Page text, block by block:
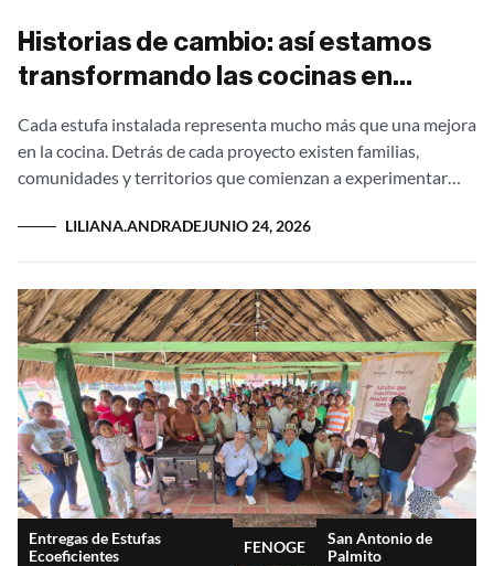
Historias de cambio: así estamos
transformando las cocinas en
Cada estufa instalada representa mucho más que una mejora
en la cocina. Detrás de cada proyecto existen familias,
comunidades y territorios que comienzan a experimentar
LILIANA.ANDRADEJUNIO 24, 2026
Entregas de Estufas
Ecoeficientes
FENOGE
San Antonio de
Palmito